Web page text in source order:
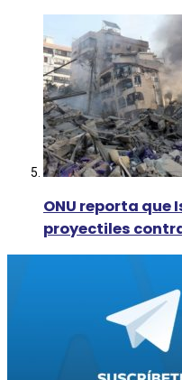
ONU reporta que
proyectiles